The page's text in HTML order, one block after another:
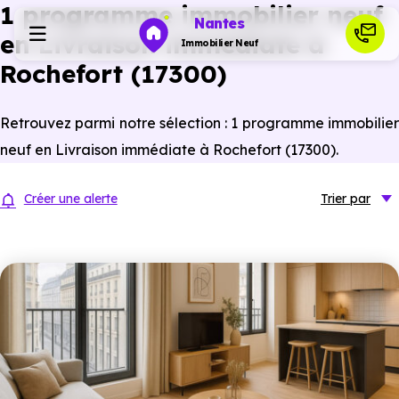
Nantes
Immobilier Neuf
Actualités
Ressources
Financer
1 programme immobilier neuf
en Livraison immédiate à
Rochefort (17300)
Retrouvez parmi notre sélection : 1 programme immobilier
neuf en Livraison immédiate à Rochefort (17300).
Créer une alerte Trier par